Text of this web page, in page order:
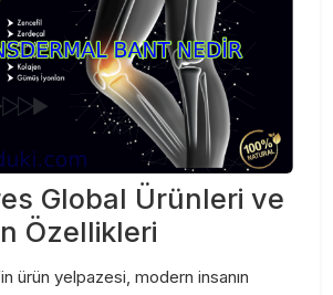
Global Ürünleri ve
Özellikleri
ürün yelpazesi, modern insanın